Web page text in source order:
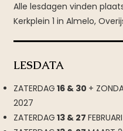
Alle lesdagen vinden
Kerkplein 1 in Almelo,
LESDATA
ZATERDAG 16 & 30 +
2027
ZATERDAG 13 & 27